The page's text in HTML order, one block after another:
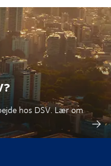
hos DSV. Lær om